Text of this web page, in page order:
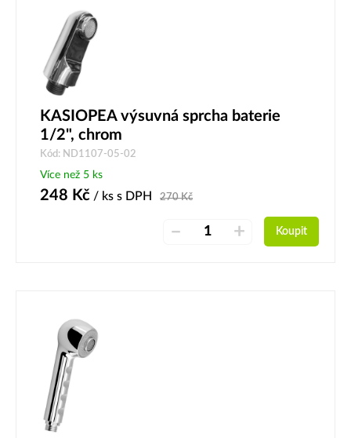
KASIOPEA výsuvná sprcha baterie
1/2", chrom
Kód: ND1107-05-02
Více než 5 ks
248 Kč / ks s DPH 270Kč
– + Koupit